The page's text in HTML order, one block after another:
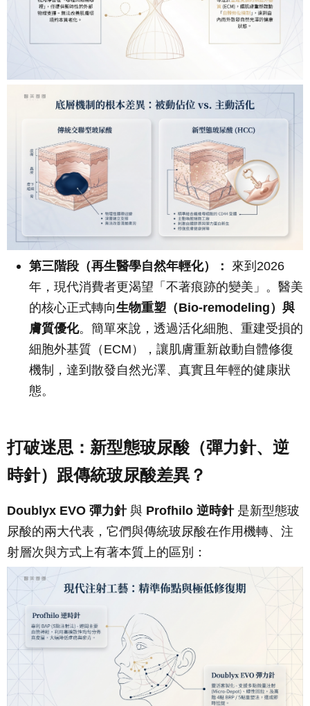
第三階段（再生醫學自然年輕化）：
來到2026
年，現代消費者更渴望「不著痕跡的變美」。醫美
的核心正式轉向生物重塑（Bio-remodeling）與
膚質優化。簡單來說，透過活化細胞、重建受損的
細胞外基質（ECM），讓肌膚重新啟動自體修復
機制，達到散發自然光澤、真實且年輕的健康狀
態。
打破迷思：新型態玻尿酸（彈力針、逆
時針）跟傳統玻尿酸差異？
Doublyx EVO 彈力針與 Profhilo 逆時針是新型態玻
尿酸的兩大代表，它們與傳統玻尿酸在作用機轉、注
射層次與方式上有著本質上的區別：